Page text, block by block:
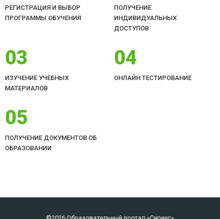
РЕГИСТРАЦИЯ И ВЫБОР
ПРОГРАММЫ ОБУЧЕНИЯ
ПОЛУЧЕНИЕ
ИНДИВИДУАЛЬНЫХ
ДОСТУПОВ
03
ИЗУЧЕНИЕ УЧЕБНЫХ
МАТЕРИАЛОВ
04
ОНЛАЙН ТЕСТИРОВАНИЕ
05
ПОЛУЧЕНИЕ ДОКУМЕНТОВ ОБ
ОБРАЗОВАНИИ